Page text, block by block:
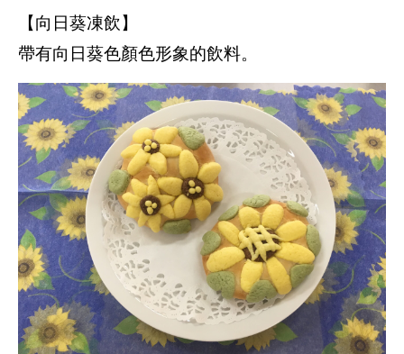
【向日葵凍飲】
帶有向日葵色顏色形象的飲料。